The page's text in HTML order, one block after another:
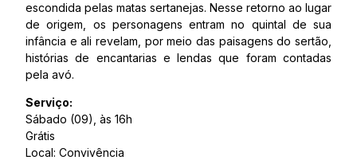
escondida pelas matas sertanejas. Nesse retorno ao lugar
de origem, os personagens entram no quintal de sua
infância e ali revelam, por meio das paisagens do sertão,
histórias de encantarias e lendas que foram contadas
pela avó.
Serviço:
Sábado (09), às 16h
Grátis
Local: Convivência